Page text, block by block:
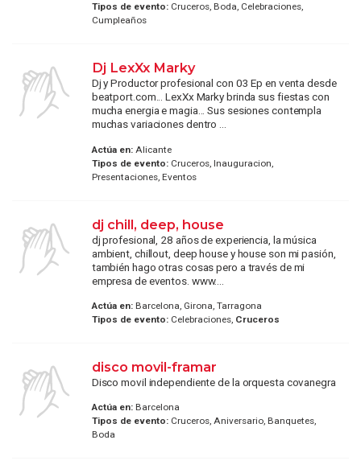
Tipos de evento:Cruceros, Boda, Celebraciones,
Cumpleaños
Dj LexXx Marky
Dj y Productor profesional con 03 Ep en venta desde
beatport.com... LexXx Marky brinda sus fiestas con
mucha energia e magia... Sus sesiones contempla
muchas variaciones dentro ...
Actúa en:Alicante
Tipos de evento:Cruceros, Inauguracion,
Presentaciones, Eventos
dj chill, deep, house
dj profesional, 28 años de experiencia, la música
ambient, chillout, deep house y house son mi pasión,
también hago otras cosas pero a través de mi
empresa de eventos. www....
Actúa en:Barcelona, Girona, Tarragona
Tipos de evento:Celebraciones, Cruceros
disco movil-framar
Disco movil independiente de la orquesta covanegra
Actúa en:Barcelona
Tipos de evento:Cruceros, Aniversario, Banquetes,
Boda